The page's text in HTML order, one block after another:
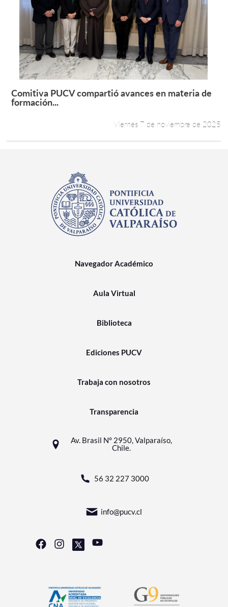
Leer más +
Comitiva PUCV compartió avances en materia de
formación...
Viernes 7 de noviembre de 2025
Navegador Académico
Aula Virtual
Biblioteca
Ediciones PUCV
Trabaja con nosotros
Transparencia
Av. Brasil N° 2950, Valparaíso,
Chile.
56 32 227 3000
info@pucv.cl